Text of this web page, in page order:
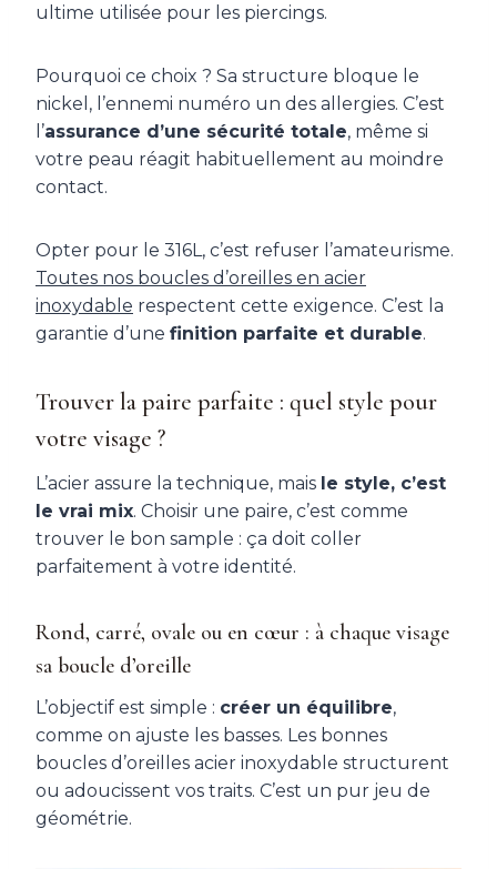
ultime utilisée pour les piercings.
Pourquoi ce choix ? Sa structure bloque le
nickel, l’ennemi numéro un des allergies. C’est
l’assurance d’une sécurité totale, même si
votre peau réagit habituellement au moindre
contact.
Opter pour le 316L, c’est refuser l’amateurisme.
Toutes nos boucles d’oreilles en acier
inoxydable respectent cette exigence. C’est la
garantie d’une finition parfaite et durable.
Trouver la paire parfaite : quel style pour
votre visage ?
L’acier assure la technique, mais le style, c’est
le vrai mix. Choisir une paire, c’est comme
trouver le bon sample : ça doit coller
parfaitement à votre identité.
Rond, carré, ovale ou en cœur : à chaque visage
sa boucle d’oreille
L’objectif est simple : créer un équilibre,
comme on ajuste les basses. Les bonnes
boucles d’oreilles acier inoxydable structurent
ou adoucissent vos traits. C’est un pur jeu de
géométrie.